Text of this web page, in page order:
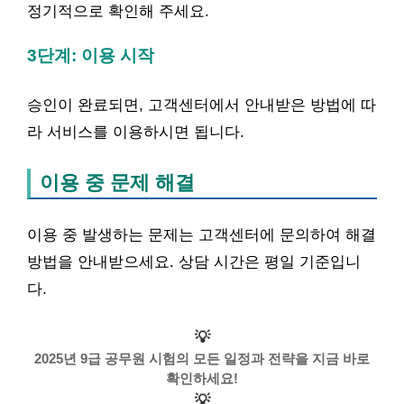
정기적으로 확인해 주세요.
3단계: 이용 시작
승인이 완료되면, 고객센터에서 안내받은 방법에 따
라 서비스를 이용하시면 됩니다.
이용 중 문제 해결
이용 중 발생하는 문제는 고객센터에 문의하여 해결
방법을 안내받으세요. 상담 시간은 평일 기준입니
다.
💡
2025년 9급 공무원 시험의 모든 일정과 전략을 지금 바로
확인하세요!
💡